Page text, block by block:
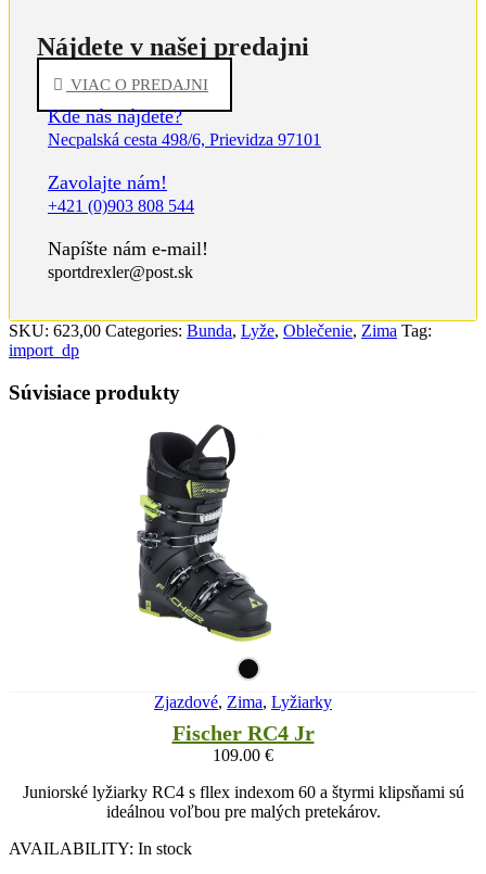
Nájdete v našej predajni
VIAC O PREDAJNI
Kde nás nájdete?
Necpalská cesta 498/6, Prievidza 97101
Zavolajte nám!
+421 (0)903 808 544
Napíšte nám e-mail!
sportdrexler@post.sk
SKU: 623,00 Categories: Bunda, Lyže, Oblečenie, Zima Tag:
import_dp
Súvisiace produkty
Zjazdové, Zima, Lyžiarky
Fischer RC4 Jr
109.00 €
Juniorské lyžiarky RC4 s fllex indexom 60 a štyrmi klipsňami sú
ideálnou voľbou pre malých pretekárov.
AVAILABILITY: In stock